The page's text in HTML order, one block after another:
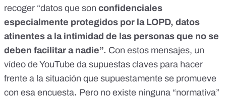
recoger “datos que son confidenciales
especialmente protegidos por la LOPD, datos
atinentes a la intimidad de las personas que no se
deben facilitar a nadie”. Con estos mensajes, un
vídeo de YouTube da supuestas claves para hacer
frente a la situación que supuestamente se promueve
con esa encuesta. Pero no existe ninguna “normativa”